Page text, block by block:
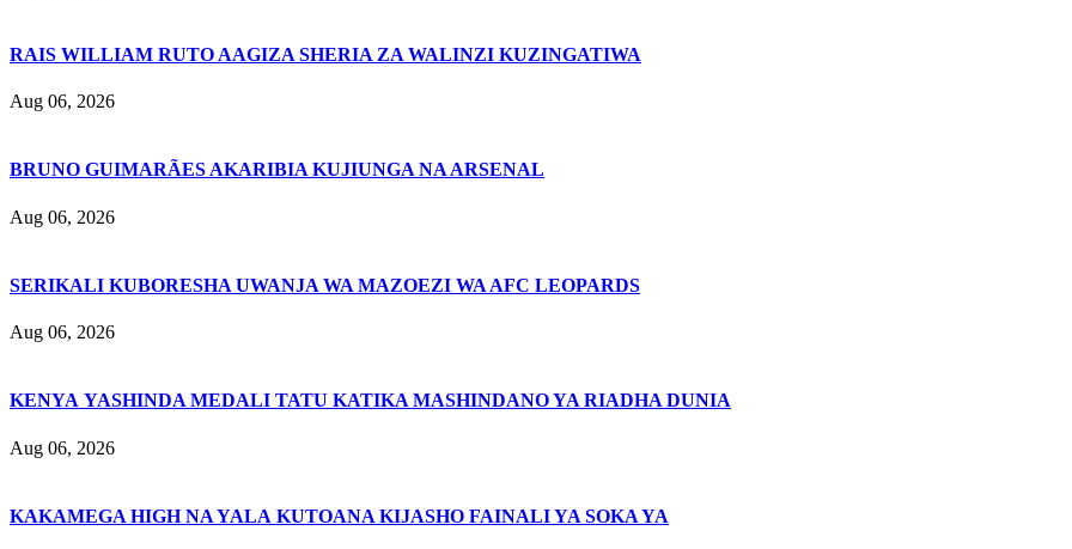
RAIS WILLIAM RUTO AAGIZA SHERIA ZA WALINZI KUZINGATIWA
Aug 06, 2026
BRUNO GUIMARÃES AKARIBIA KUJIUNGA NA ARSENAL
Aug 06, 2026
SERIKALI KUBORESHA UWANJA WA MAZOEZI WA AFC LEOPARDS
Aug 06, 2026
KENYA YASHINDA MEDALI TATU KATIKA MASHINDANO YA RIADHA DUNIA
Aug 06, 2026
KAKAMEGA HIGH NA YALA KUTOANA KIJASHO FAINALI YA SOKA YA